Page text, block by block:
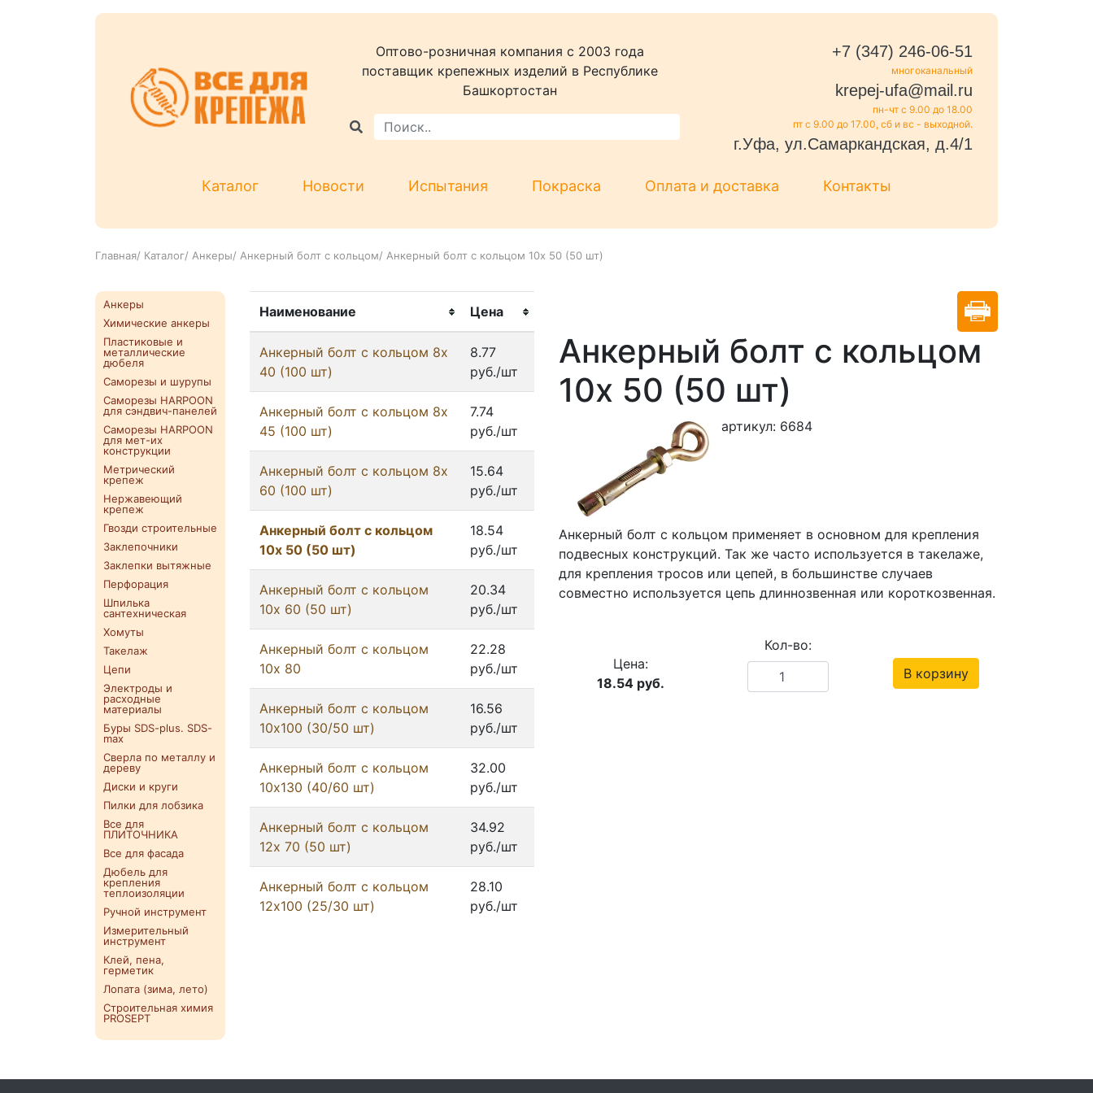
Оптово-розничная компания c 2003 года
поставщик крепежных изделий в Республике
Башкортостан
+7 (347) 246-06-51
многоканальный
krepej-ufa@mail.ru
пн-чт с 9.00 до 18.00
пт с 9.00 до 17.00, сб и вс - выходной.
г.Уфа, ул.Самаркандская, д.4/1
Каталог Новости Испытания Покраска Оплата и доставка Контакты
Главная/ Каталог/ Анкеры/ Анкерный болт с кольцом/ Анкерный болт с кольцом 10х 50 (50 шт)
Анкеры
Химические анкеры
Пластиковые и
металлические
дюбеля
Саморезы и шурупы
Саморезы HARPOON
для сэндвич-панелей
Саморезы HARPOON
для мет-их
конструкции
Метрический
крепеж
Нержавеющий
крепеж
Гвозди строительные
Заклепочники
Заклепки вытяжные
Перфорация
Шпилька
сантехническая
Хомуты
Такелаж
Цепи
Электроды и
расходные
материалы
Буры SDS-plus. SDS-
max
Сверла по металлу и
дереву
Диски и круги
Пилки для лобзика
Все для
ПЛИТОЧНИКА
Все для фасада
Дюбель для
крепления
теплоизоляции
Ручной инструмент
Измерительный
инструмент
Клей, пена,
герметик
Лопата (зима, лето)
Строительная химия
PROSEPT
Наименование Цена
Анкерный болт с кольцом 8х
40 (100 шт)
8.77
руб./шт
Анкерный болт с кольцом 8х
45 (100 шт)
7.74
руб./шт
Анкерный болт с кольцом 8х
60 (100 шт)
15.64
руб./шт
Анкерный болт с кольцом
10х 50 (50 шт)
18.54
руб./шт
Анкерный болт с кольцом
10х 60 (50 шт)
20.34
руб./шт
Анкерный болт с кольцом
10х 80
22.28
руб./шт
Анкерный болт с кольцом
10х100 (30/50 шт)
16.56
руб./шт
Анкерный болт с кольцом
10х130 (40/60 шт)
32.00
руб./шт
Анкерный болт с кольцом
12х 70 (50 шт)
34.92
руб./шт
Анкерный болт с кольцом
12х100 (25/30 шт)
28.10
руб./шт
Анкерный болт с кольцом
10х 50 (50 шт)
артикул: 6684
Анкерный болт с кольцом применяет в основном для крепления
подвесных конструкций. Так же часто используется в такелаже,
для крепления тросов или цепей, в большинстве случаев
совместно используется цепь длиннозвенная или короткозвенная.
Цена:
18.54 руб.
Кол-во:
В корзину